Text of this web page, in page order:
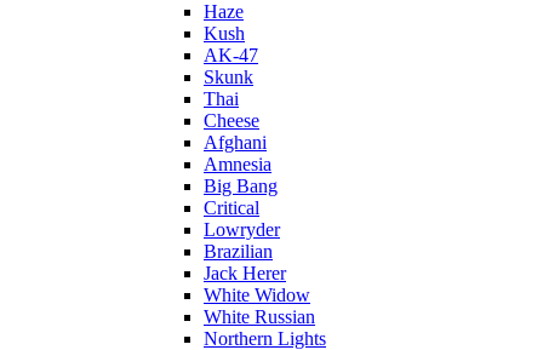
Haze
Kush
AK-47
Skunk
Thai
Cheese
Afghani
Amnesia
Big Bang
Critical
Lowryder
Brazilian
Jack Herer
White Widow
White Russian
Northern Lights